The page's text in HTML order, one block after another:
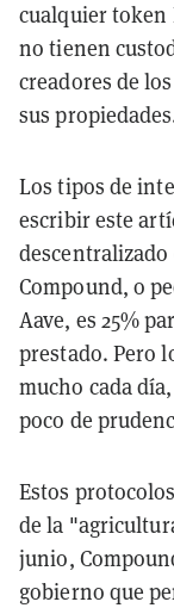
cualquier token
no tienen
creadores de
sus
Los tipos de
escribir este
descentralizado
Compound, o
Aave, es 25%
prestado. Pero
mucho cada
poco de
Estos
de la
junio,
gobierno que